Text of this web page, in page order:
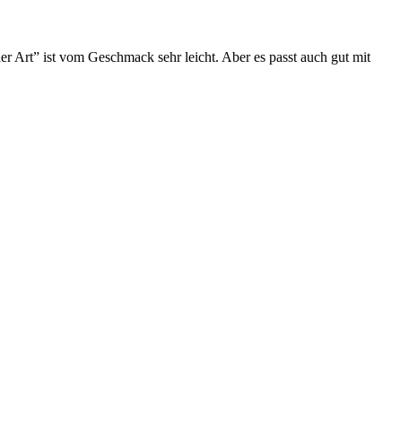
Art” ist vom Geschmack sehr leicht. Aber es passt auch gut mit